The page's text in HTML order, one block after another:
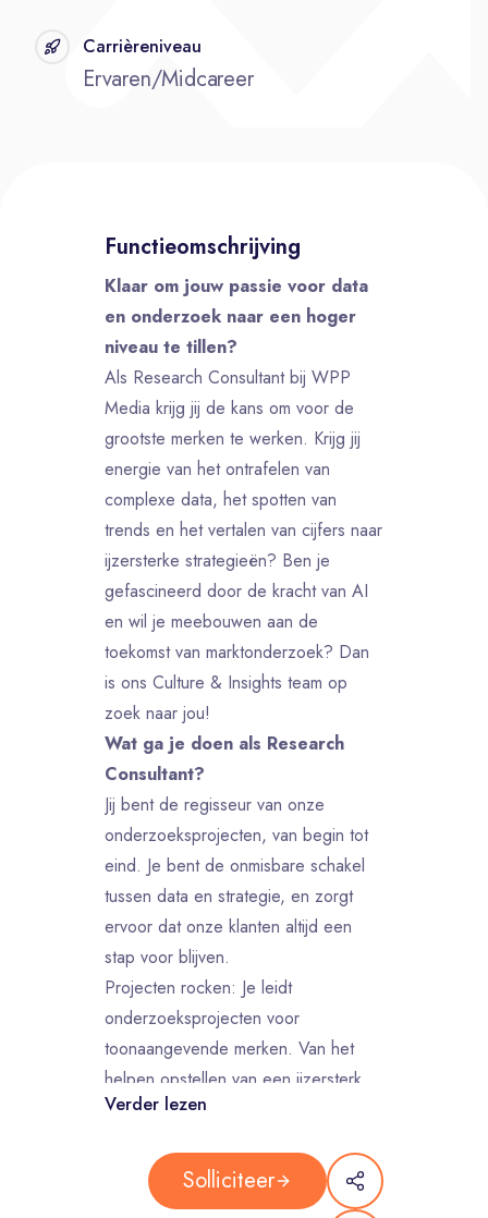
Carrièreniveau
Ervaren/Midcareer
Functieomschrijving
Klaar om jouw passie voor data
en onderzoek naar een hoger
niveau te tillen?
Als Research Consultant bij WPP
Media krijg jij de kans om voor de
grootste merken te werken. Krijg jij
energie van het ontrafelen van
complexe data, het spotten van
trends en het vertalen van cijfers naar
ijzersterke strategieën? Ben je
gefascineerd door de kracht van AI
en wil je meebouwen aan de
toekomst van marktonderzoek? Dan
is ons Culture & Insights team op
zoek naar jou!
Wat ga je doen als Research
Consultant?
Jij bent de regisseur van onze
onderzoeksprojecten, van begin tot
eind. Je bent de onmisbare schakel
tussen data en strategie, en zorgt
ervoor dat onze klanten altijd een
stap voor blijven.
Projecten rocken: Je leidt
onderzoeksprojecten voor
toonaangevende merken. Van het
helpen opstellen van een ijzersterk
onderzoeksvoorstel en het
analyseren van de resultaten, jij hebt
de touwtjes in handen en spart
Verder lezen
Solliciteer